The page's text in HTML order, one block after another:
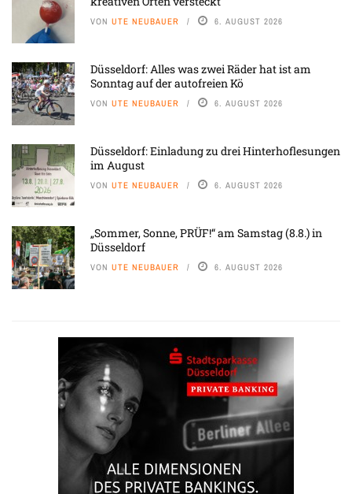
VON UTE NEUBAUER 6. AUGUST 2026
Düsseldorf: Alles was zwei Räder hat ist am
Sonntag auf der autofreien Kö
VON UTE NEUBAUER 6. AUGUST 2026
Düsseldorf: Einladung zu drei Hinterhoflesungen
im August
VON UTE NEUBAUER 6. AUGUST 2026
„Sommer, Sonne, PRÜF!“ am Samstag (8.8.) in
Düsseldorf
VON UTE NEUBAUER 6. AUGUST 2026